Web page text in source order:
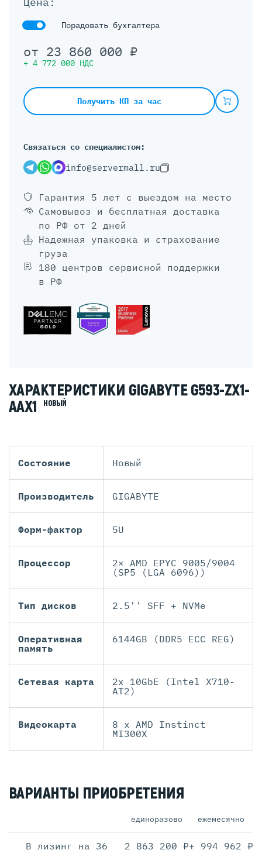
Порадовать бухгалтера
от 23 860 000 ₽
+ 4 772 000 НДС
Получить КП за час
Связаться со специалистом:
info@servermall.ru
Гарантия 5 лет с выездом на место
Самовывоз и бесплатная доставка
по РФ от 2 дней
Надежная упаковка и страхование
груза
180 центров сервисной поддержки
в РФ
ХАРАКТЕРИСТИКИ GIGABYTE G593-ZX1-
AAX1
НОВЫЙ
Состояние Новый
Производитель GIGABYTE
Форм-фактор 5U
Процессор
2× AMD EPYC 9005/9004
(SP5 (LGA 6096))
Тип дисков 2.5'' SFF + NVMe
Оперативная
память
6144GB (DDR5 ECC REG)
Сетевая карта
2x 10GbE (Intel X710-
AT2)
Видеокарта
8 x AMD Instinct
MI300X
ВАРИАНТЫ ПРИОБРЕТЕНИЯ
единоразово ежемесячно
В лизинг на 36 2 863 200 ₽+ 994 962 ₽